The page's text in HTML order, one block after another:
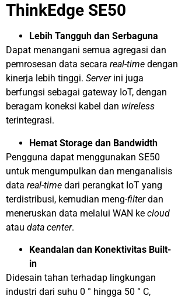
ThinkEdge SE50
Lebih Tangguh dan Serbaguna
Dapat menangani semua agregasi dan
pemrosesan data secara real-time dengan
kinerja lebih tinggi. Serverini juga
berfungsi sebagai gateway IoT, dengan
beragam koneksi kabel dan wireless
terintegrasi.
Hemat Storage dan Bandwidth
Pengguna dapat menggunakan SE50
untuk mengumpulkan dan menganalisis
data real-time dari perangkat IoT yang
terdistribusi, kemudian meng-filterdan
meneruskan data melalui WAN ke cloud
atau data center.
Keandalan dan Konektivitas Built-
in
Didesain tahan terhadap lingkungan
industri dari suhu 0 ° hingga 50 ° C,